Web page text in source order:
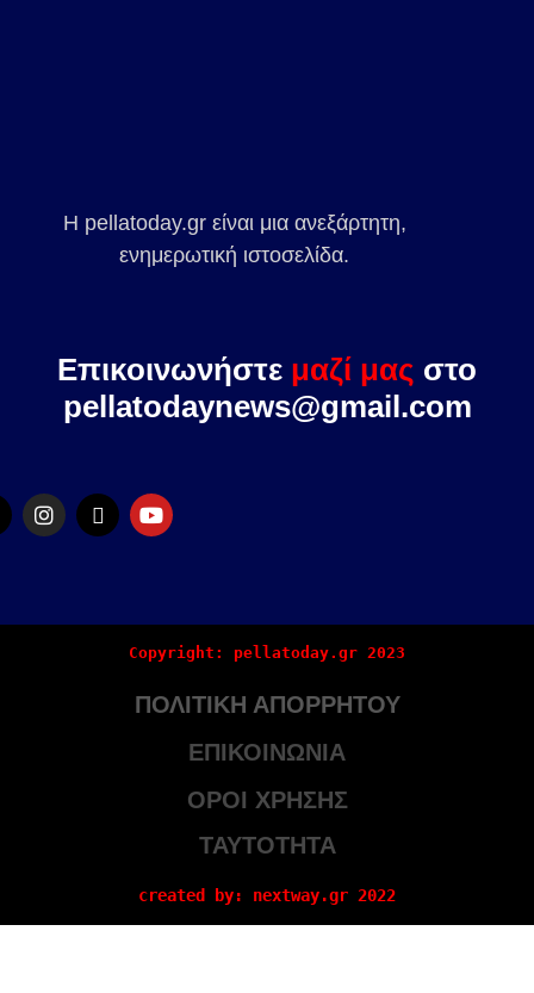
Η pellatoday.gr είναι μια ανεξάρτητη,
ενημερωτική ιστοσελίδα.
Επικοινωνήστε μαζί μας στο
pellatodaynews@gmail.com
Copyright: pellatoday.gr 2023
ΠΟΛΙΤΙΚΗ ΑΠΟΡΡΗΤΟΥ
ΕΠΙΚΟΙΝΩΝΙΑ
ΟΡΟΙ ΧΡΗΣΗΣ
ΤΑΥΤΟΤΗΤΑ
created by: nextway.gr 2022